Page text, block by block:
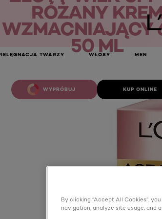
TWARZY WŁOSY MEN
RÓŻANY KREM
WZMACNIAJĄCY
50 ML
WYPRÓBUJ KUP ONLINE
krem wzmacniający 60+ 50 ml
By clicking “Accept All Cookies”,
navigation, analyze site usage, and